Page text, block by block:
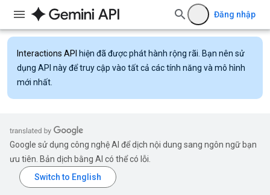
Đăng nhập
Interactions API hiện đã được phát hành rộng rãi. Bạn nên sử
dụng API này để truy cập vào tất cả các tính năng và mô hình
mới nhất.
Google sử dụng công nghệ AI để dịch nội dung sang ngôn ngữ bạn
ưu tiên. Bản dịch bằng AI có thể có lỗi.